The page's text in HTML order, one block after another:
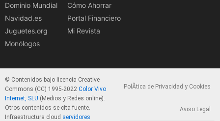
Dominio Mundial
Navidad.es
Juguetes.org
Monólogos
Cómo Ahorrar
Portal Financiero
Mi Revista
© Contenidos bajo licencia Creative
Commons (CC) 1995-2022 Color Vivo
Internet, SLU (Medios y Redes online).
Otros contenidos se cita fuente.
Infraestructura cloud servidores
PolÃ­tica de Privacidad y Cookies
Aviso Legal